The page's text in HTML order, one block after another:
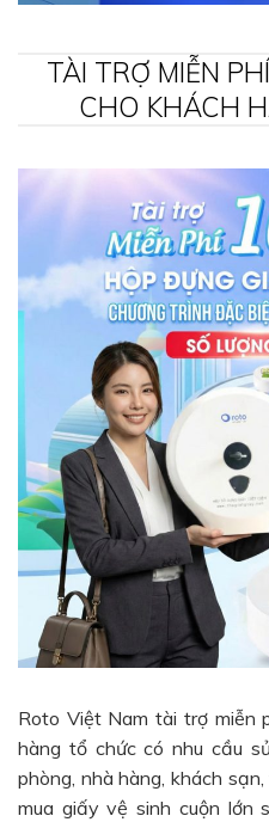
TÀI TRỢ MIỄN
CHO KHÁCH
Roto Việt Nam tài trợ miễn
hàng tổ chức có nhu cầu
phòng, nhà hàng, khách
mua giấy vệ sinh cuộn lớn